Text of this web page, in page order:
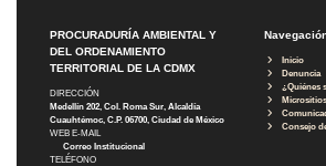
PROCURADURÍA AMBIENTAL Y
DEL ORDENAMIENTO
TERRITORIAL DE LA CDMX
DIRECCIÓN
Medellín 202, Col. Roma Sur, Alcaldía
Cuauhtémoc, C.P. 06700, Ciudad de México
WEB E-MAIL
Correo Institucional
TELÉFONO
Inicio
Denuncia
¿Quiénes
Micrositios
Consejo